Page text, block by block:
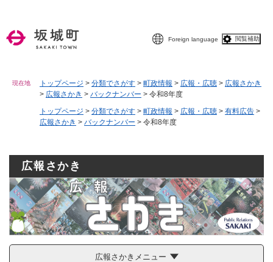
Foreign language 閲覧補助
現在地 トップページ > 分類でさがす > 町政情報 > 広報・広聴 > 広報さかき
> 広報さかき > バックナンバー > 令和8年度
トップページ > 分類でさがす > 町政情報 > 広報・広聴 > 有料広告 >
広報さかき > バックナンバー > 令和8年度
広報さかき
広報さかきメニュー